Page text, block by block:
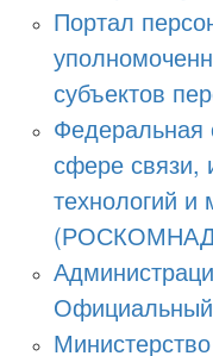
Портал
субъектов
Федеральная
сфере
технологий и
Официальный